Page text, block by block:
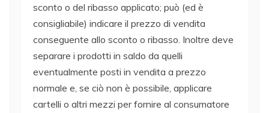
sconto o del ribasso applicato; può (ed è
consigliabile) indicare il prezzo di vendita
conseguente allo sconto o ribasso. Inoltre deve
separare i prodotti in saldo da quelli
eventualmente posti in vendita a prezzo
normale e, se ciò non è possibile, applicare
cartelli o altri mezzi per fornire al consumatore